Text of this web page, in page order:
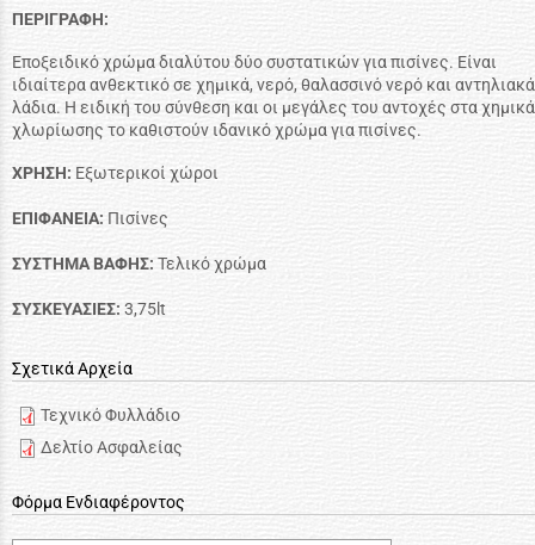
ΠΕΡΙΓΡΑΦΗ:
Εποξειδικό χρώμα διαλύτου δύο συστατικών για πισίνες. Είναι
ιδιαίτερα ανθεκτικό σε χημικά, νερό, θαλασσινό νερό και αντηλιακά
λάδια. Η ειδική του σύνθεση και οι μεγάλες του αντοχές στα χημικά
χλωρίωσης το καθιστούν ιδανικό χρώμα για πισίνες.
ΧΡΗΣΗ: Εξωτερικοί χώροι
ΕΠΙΦΑΝΕΙΑ: Πισίνες
ΣΥΣΤΗΜΑ ΒΑΦΗΣ: Τελικό χρώμα
ΣΥΣΚΕΥΑΣΙΕΣ: 3,75lt
Σχετικά Αρχεία
Τεχνικό Φυλλάδιο
Δελτίο Ασφαλείας
Φόρμα Ενδιαφέροντος